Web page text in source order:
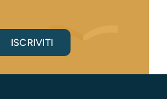
ISCRIVITI